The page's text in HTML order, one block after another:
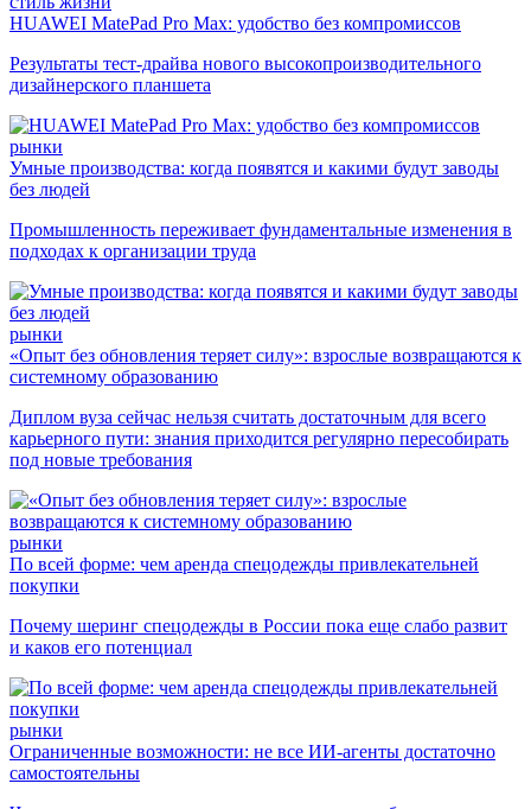
HUAWEI MatePad Pro Max: удобство без компромиссов
Результаты тест-драйва нового высокопроизводительного
дизайнерского планшета
рынки
Умные производства: когда появятся и какими будут заводы
без людей
Промышленность переживает фундаментальные изменения в
подходах к организации труда
рынки
«Опыт без обновления теряет силу»: взрослые возвращаются к
системному образованию
Диплом вуза сейчас нельзя считать достаточным для всего
карьерного пути: знания приходится регулярно пересобирать
под новые требования
рынки
По всей форме: чем аренда спецодежды привлекательней
покупки
Почему шеринг спецодежды в России пока еще слабо развит
и каков его потенциал
рынки
Ограниченные возможности: не все ИИ-агенты достаточно
самостоятельны